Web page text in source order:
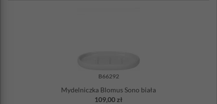
B66292
Mydelniczka Blomus Sono biała
109,00 zł